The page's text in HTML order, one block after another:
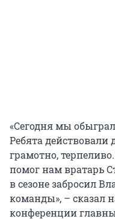
«Сегодня мы
Ребята
грамотно,
помог нам вратарь
в сезоне забросил
команды», – сказал
конференции